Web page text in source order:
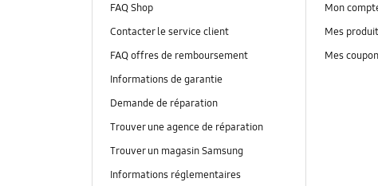
FAQ Shop
Contacter le service client
FAQ offres de remboursement
Informations de garantie
Demande de réparation
Trouver une agence de réparation
Trouver un magasin Samsung
Informations réglementaires
Mon
Mes
Mes